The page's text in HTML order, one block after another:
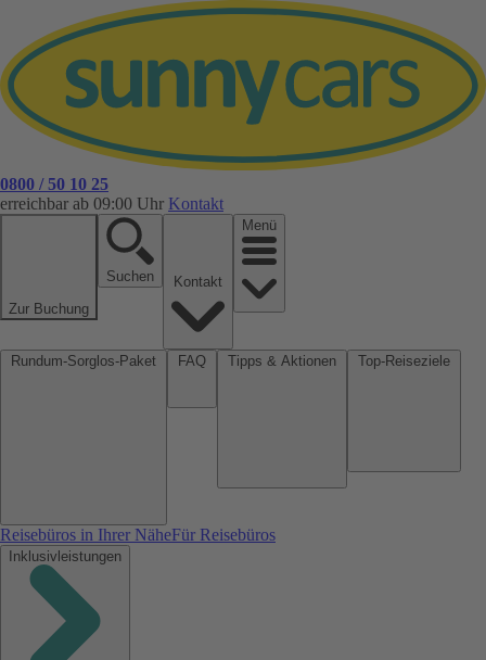
0800 / 50 10 25
erreichbar ab 09:00 Uhr Kontakt
Zur Buchung
Suchen
Menü
Reisebüros in Ihrer NäheFür Reisebüros
Inklusivleistungen